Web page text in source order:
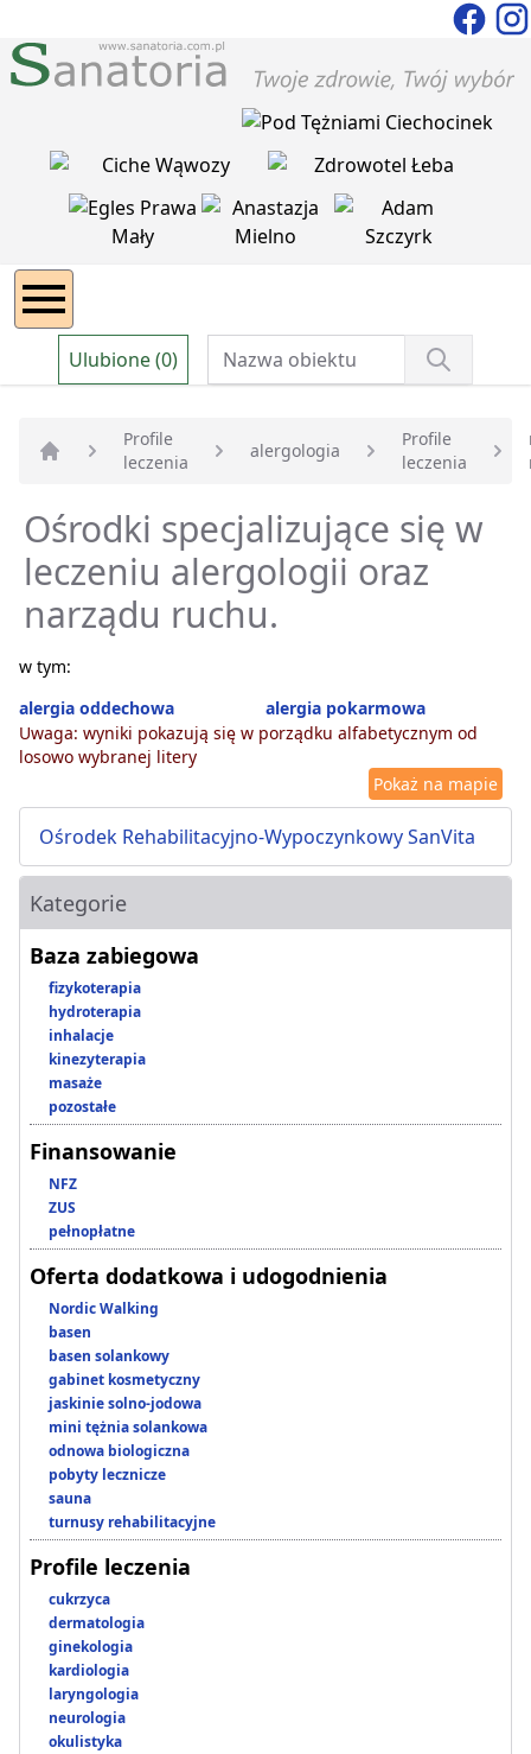
Ulubione (0)
Strona główna
Profile
leczenia
alergologia
Profile
leczenia
Ośrodki specjalizujące się w
leczeniu alergologii oraz
narządu ruchu.
w tym:
alergia oddechowa
alergia pokarmowa
Uwaga: wyniki pokazują się w porządku alfabetycznym od
losowo wybranej litery
Pokaż na mapie
Ośrodek Rehabilitacyjno-Wypoczynkowy SanVita
Kategorie
Baza zabiegowa
fizykoterapia
hydroterapia
inhalacje
kinezyterapia
masaże
pozostałe
Finansowanie
NFZ
ZUS
pełnopłatne
Oferta dodatkowa i udogodnienia
Nordic Walking
basen
basen solankowy
gabinet kosmetyczny
jaskinie solno-jodowa
mini tężnia solankowa
odnowa biologiczna
pobyty lecznicze
sauna
turnusy rehabilitacyjne
Profile leczenia
cukrzyca
dermatologia
ginekologia
kardiologia
laryngologia
neurologia
okulistyka